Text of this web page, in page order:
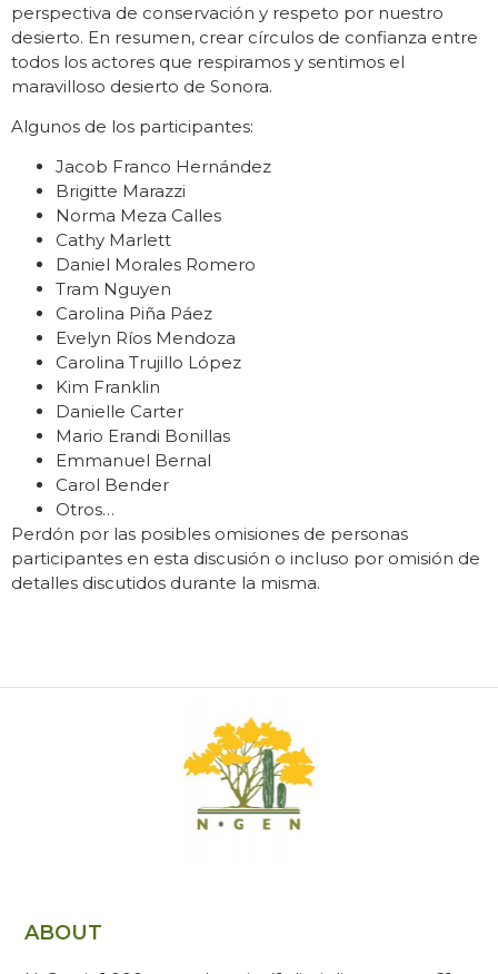
perspectiva de conservación y respeto por nuestro
desierto. En resumen, crear círculos de confianza entre
todos los actores que respiramos y sentimos el
maravilloso desierto de Sonora.
Algunos de los participantes:
Jacob Franco Hernández
Brigitte Marazzi
Norma Meza Calles
Cathy Marlett
Daniel Morales Romero
Tram Nguyen
Carolina Piña Páez
Evelyn Ríos Mendoza
Carolina Trujillo López
Kim Franklin
Danielle Carter
Mario Erandi Bonillas
Emmanuel Bernal
Carol Bender
Otros…
Perdón por las posibles omisiones de personas
participantes en esta discusión o incluso por omisión de
detalles discutidos durante la misma.
ABOUT